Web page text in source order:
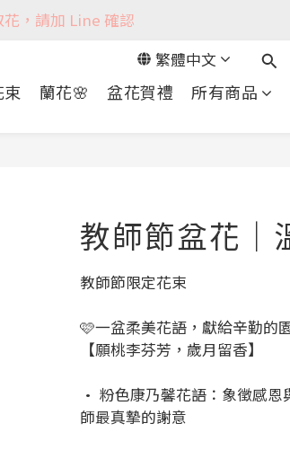
，請加 Line 確認
繁體中文
蘭花🌸 盆花賀禮 所有商品
教師節盆花｜
教師節限定花束
🩷一盆柔美花語，獻給辛勤的
【願桃李芬芳，歲月留香】
• 粉色康乃馨花語：象徵感恩
師最真摯的謝意